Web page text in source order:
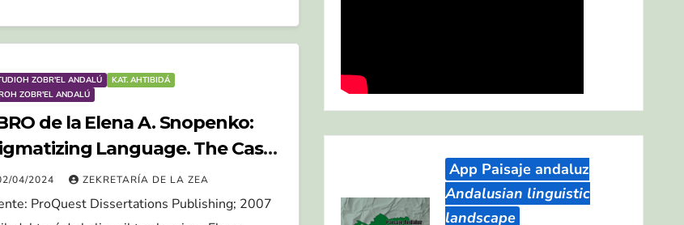
ZOBR'EL ANDALÚ
KAT. AHTIBIDÁ
ZOBR'EL ANDALÚ
de la Elena A. Snopenko:
Language. The Case
04/2024 ZEKRETARÍA DE LA ZEA
ProQuest Dissertations Publishing; 2007
App Paisaje andaluz
Andalusian linguistic
landscape